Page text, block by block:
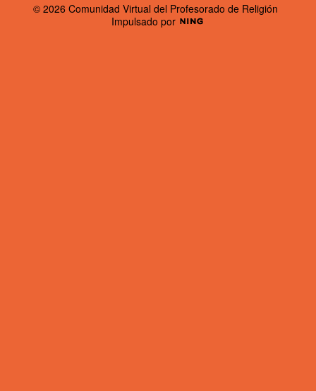
© 2026 Comunidad Virtual del Profesorado de Religión
Impulsado por